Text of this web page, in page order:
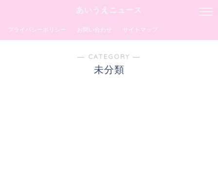
あいうえニュース
プライバシーポリシー お問い合わせ サイトマップ
― CATEGORY ―
未分類